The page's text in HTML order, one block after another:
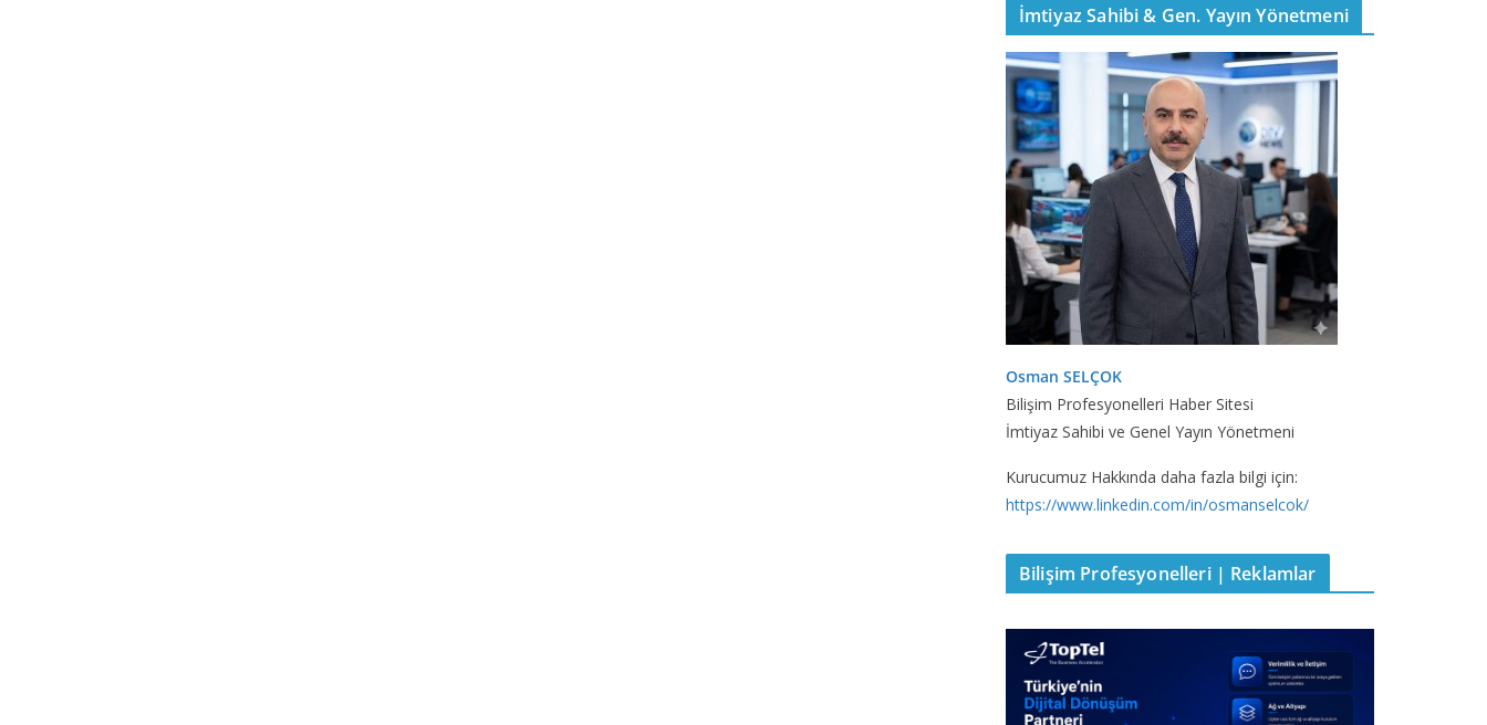
İmtiyaz Sahibi & Gen. Yayın Yönetmeni
Osman SELÇOK
Bilişim Profesyonelleri Haber Sitesi
İmtiyaz Sahibi ve Genel Yayın Yönetmeni
Kurucumuz Hakkında daha fazla bilgi için:
https://www.linkedin.com/in/osmanselcok/
Bilişim Profesyonelleri | Reklamlar